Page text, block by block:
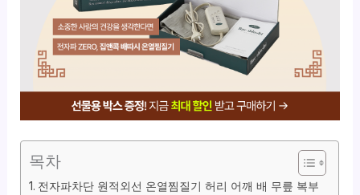
목차
전자파차단 원적외선 온열찜질기 허리 어깨 배 무릎 복부